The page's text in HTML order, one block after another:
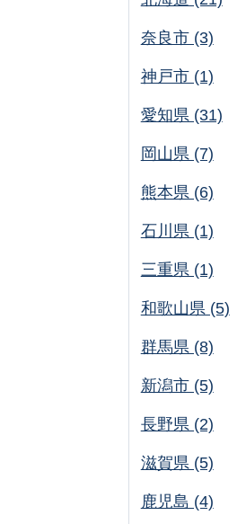
奈良市 (3)
神戸市 (1)
愛知県 (31)
岡山県 (7)
熊本県 (6)
石川県 (1)
三重県 (1)
和歌山県 (5)
群馬県 (8)
新潟市 (5)
長野県 (2)
滋賀県 (5)
鹿児島 (4)